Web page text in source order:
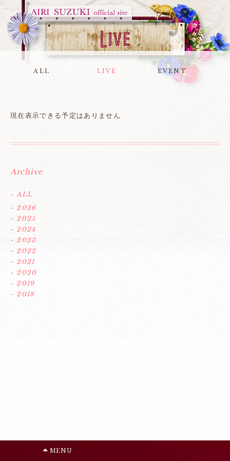
ALL LIVE EVENT
現在表示できる予定はありません
Archive
- ALL
- 2026
- 2025
- 2024
- 2023
- 2022
- 2021
- 2020
- 2019
- 2018
MENU